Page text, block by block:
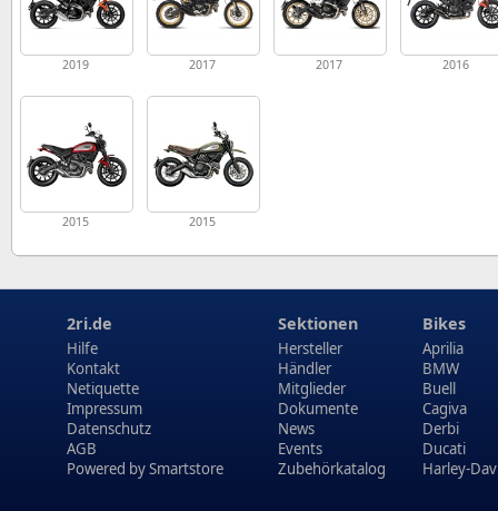
2019 2017 2017 2016
2015 2015
2ri.de
Hilfe
Kontakt
Netiquette
Impressum
Datenschutz
AGB
Powered bySmartstore
Sektionen
Hersteller
Händler
Mitglieder
Dokumente
News
Events
Zubehörkatalog
Bikes
Aprilia
BMW
Buell
Cagiva
Derbi
Ducati
Harley-